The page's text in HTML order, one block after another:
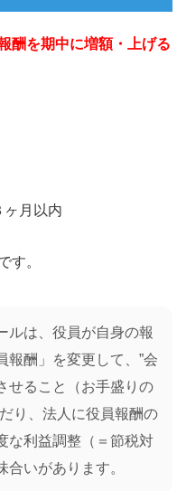
酬を期中に増額・上げる
ヶ月以内
す。
ルは、役員が自身の報
報酬」を変更して、”会
せること（お手盛りの
り、法人に役員報酬の
な利益調整（＝節税対
合いがあります。